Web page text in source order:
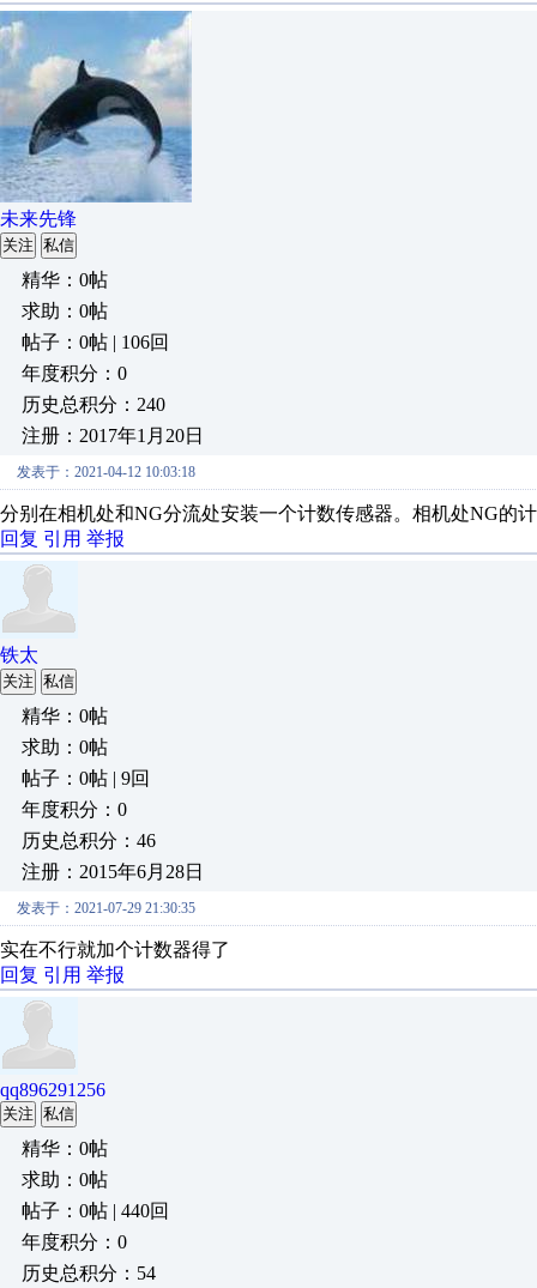
未来先锋
关注 私信
精华：0帖
求助：0帖
帖子：0帖 | 106回
年度积分：0
历史总积分：240
注册：2017年1月20日
发表于：2021-04-12 10:03:18
分别在相机处和NG分流处安装一个计数传感器。相机处NG的
回复 引用 举报
铁太
关注 私信
精华：0帖
求助：0帖
帖子：0帖 | 9回
年度积分：0
历史总积分：46
注册：2015年6月28日
发表于：2021-07-29 21:30:35
实在不行就加个计数器得了
回复 引用 举报
qq896291256
关注 私信
精华：0帖
求助：0帖
帖子：0帖 | 440回
年度积分：0
历史总积分：54